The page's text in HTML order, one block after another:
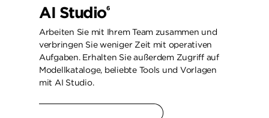
AI Studio6
Arbeiten Sie mit Ihrem Team zusammen und
verbringen Sie weniger Zeit mit operativen
Aufgaben. Erhalten Sie außerdem Zugriff auf
Modellkataloge, beliebte Tools und Vorlagen
mit AI Studio.